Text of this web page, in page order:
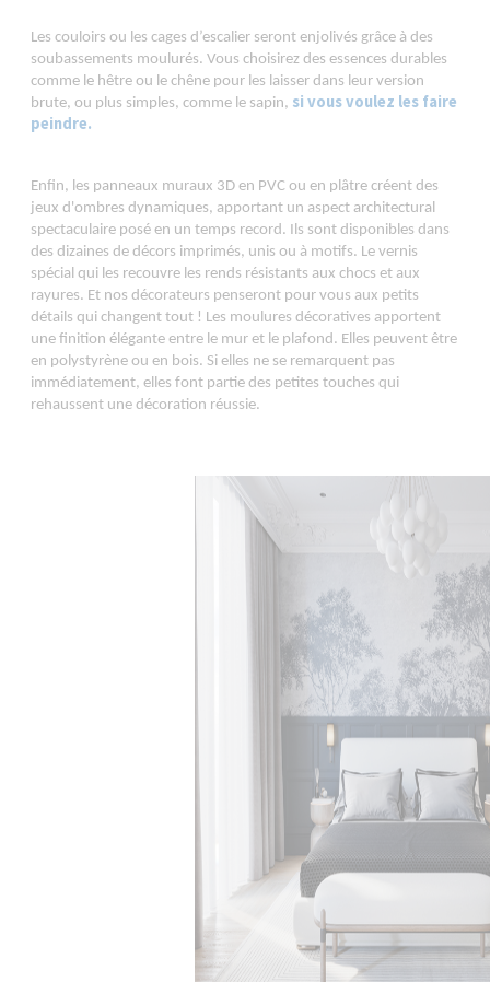
Les couloirs ou les cages d’escalier seront enjolivés grâce à des
soubassements moulurés. Vous choisirez des essences durables
comme le hêtre ou le chêne pour les laisser dans leur version
brute, ou plus simples, comme le sapin, si vous voulez les faire
peindre.
Enfin, les panneaux muraux 3D en PVC ou en plâtre créent des
jeux d'ombres dynamiques, apportant un aspect architectural
spectaculaire posé en un temps record. Ils sont disponibles dans
des dizaines de décors imprimés, unis ou à motifs. Le vernis
spécial qui les recouvre les rends résistants aux chocs et aux
rayures. Et nos décorateurs penseront pour vous aux petits
détails qui changent tout ! Les moulures décoratives apportent
une finition élégante entre le mur et le plafond. Elles peuvent être
en polystyrène ou en bois. Si elles ne se remarquent pas
immédiatement, elles font partie des petites touches qui
rehaussent une décoration réussie.